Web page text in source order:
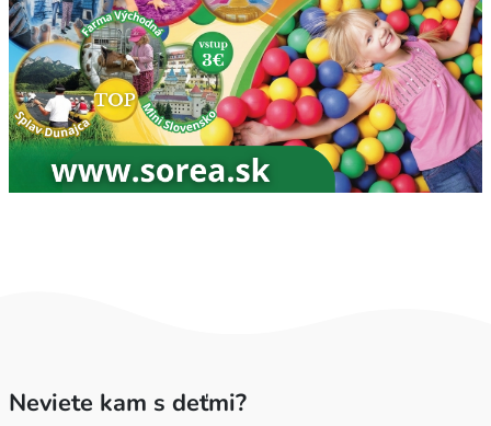
Neviete kam s deťmi?